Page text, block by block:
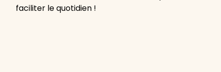
faciliter le quotidien !